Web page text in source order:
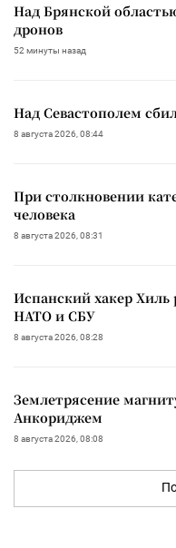
Над Брянской
дронов
52 минуты назад
Над Севастополем
8 августа 2026, 08:44
При столкновении
человека
8 августа 2026, 08:31
Испанский хакер Хиль
НАТО и СБУ
8 августа 2026, 08:28
Землетрясение
Анкориджем
8 августа 2026, 08:08